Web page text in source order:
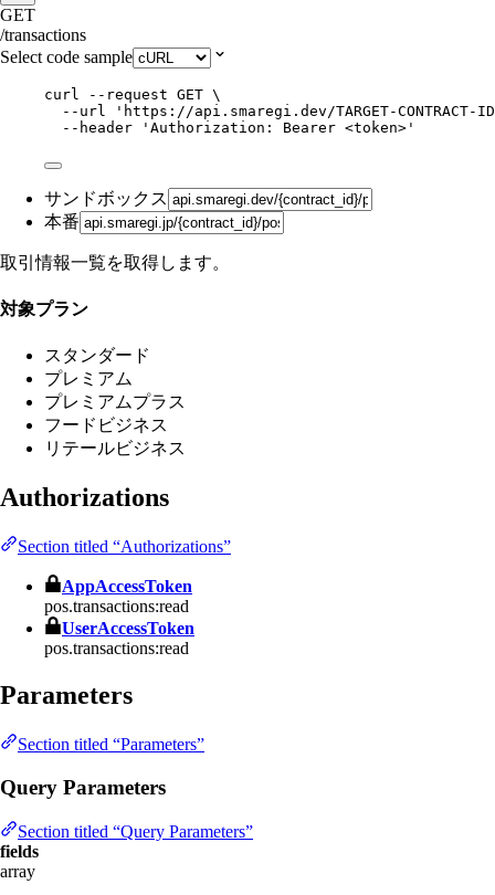
GET
/transactions
Select code sample
curl --request GET \
--url
' https://api.smaregi.dev/TARGET-
--header
' Authorization: Bearer <token> '
サンドボックス
本番
取引情報一覧を取得します。
対象プラン
スタンダード
プレミアム
プレミアムプラス
フードビジネス
リテールビジネス
Authorizations
Section titled “Authorizations”
AppAccessToken
pos.transactions:read
UserAccessToken
pos.transactions:read
Parameters
Section titled “Parameters”
Query Parameters
Section titled “Query Parameters”
fields
array